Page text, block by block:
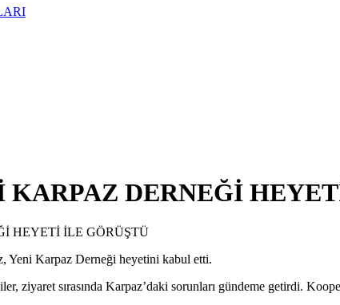
KARPAZ DERNEĞİ
Yeni Karpaz Derneği heyetini kabul etti.
ziyaret sırasında Karpaz’daki sorunları gündeme getirdi.